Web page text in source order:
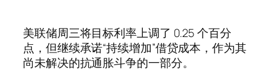
美联储周三将目标利率上调了 0.25 个百分
点，但继续承诺“持续增加”借贷成本，作为其
尚未解决的抗通胀斗争的一部分。